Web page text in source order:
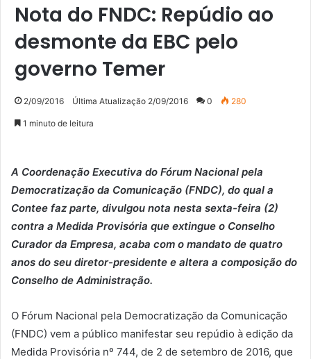
Nota do FNDC: Repúdio ao
desmonte da EBC pelo
governo Temer
2/09/2016 Última Atualização 2/09/2016 0 280
1 minuto de leitura
A Coordenação Executiva do Fórum Nacional pela
Democratização da Comunicação (FNDC), do qual a
Contee faz parte, divulgou nota nesta sexta-feira (2)
contra a Medida Provisória que extingue o Conselho
Curador da Empresa, acaba com o mandato de quatro
anos do seu diretor-presidente e altera a composição do
Conselho de Administração.
O Fórum Nacional pela Democratização da Comunicação
(FNDC) vem a público manifestar seu repúdio à edição da
Medida Provisória nº 744, de 2 de setembro de 2016, que